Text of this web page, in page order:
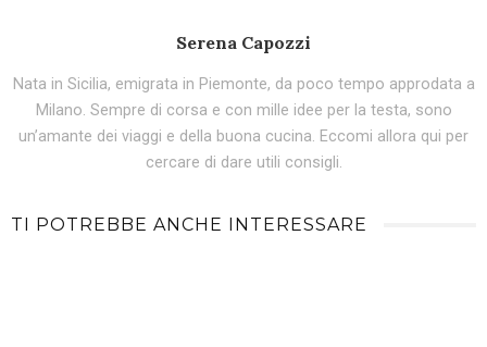
Serena Capozzi
Nata in Sicilia, emigrata in Piemonte, da poco tempo approdata a
Milano. Sempre di corsa e con mille idee per la testa, sono
un’amante dei viaggi e della buona cucina. Eccomi allora qui per
cercare di dare utili consigli.
TI POTREBBE ANCHE INTERESSARE